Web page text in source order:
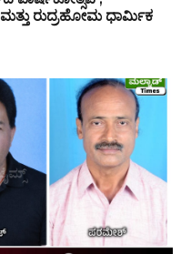
ಮತ್ತು ರುದ್ರಹೋಮ ಧಾರ್ಮಿಕ